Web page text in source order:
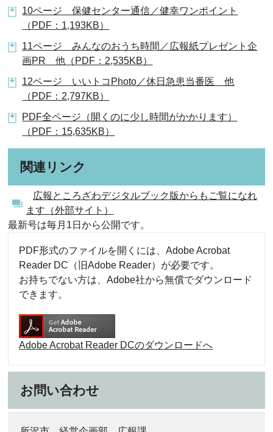
10ページ 保健センター通信／健幸ワンポイント
（PDF：1,193KB）
11ページ みんなのおうち時間／広報紙プレゼント企
画PR 他（PDF：2,535KB）
12ページ いいトコPhoto／休日急患当番医 他
（PDF：2,797KB）
PDF全ページ（開くのに少し時間がかかります）
（PDF：15,635KB）
関連リンク
広報ところざわデジタルブック版からもご覧になれ
ます（外部サイト）
最新号は毎月1日から公開です。
PDF形式のファイルを開くには、Adobe Acrobat
Reader DC（旧Adobe Reader）が必要です。
お持ちでない方は、Adobe社から無償でダウンロード
できます。
Adobe Acrobat Reader DCのダウンロードへ
お問い合わせ